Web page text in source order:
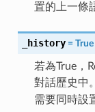
置的上一條
_history = True
若為True，
對話歷史中
需要同時設